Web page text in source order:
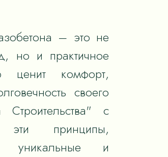
– это не
но и практичное
комфорт,
своего
с
эти принципы,
уникальные и